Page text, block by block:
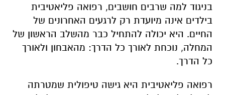
בניגוד למה שרבים חושבים, רפואה פליאטיבית
בילדים אינה מיועדת רק לרגעים האחרונים של
החיים. היא יכולה להתחיל כבר מהשלב הראשון של
המחלה, נוכחת לאורך כל הדרך: מהאבחון ולאורך
כל הדרך.
רפואה פליאטיבית היא גישה טיפולית שמטרתה